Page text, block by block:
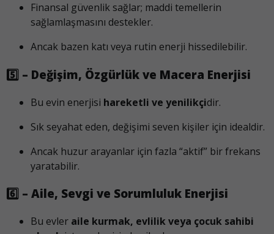
Finansal güvenlik sağlar; maddi temellerin
sağlamlaşmasını destekler.
Ancak bazen katı veya rutin enerji hissedilebilir.
5️⃣ – Değişim, Özgürlük ve Macera Enerjisi
Bu evin enerjisi hareketli ve yenilikçidir.
Sık seyahat eden, değişimi seven kişiler için idealdir.
Ancak huzur arayanlar için fazla “aktif” bir frekans
yaratabilir.
6️⃣ – Aile, Sevgi ve Sorumluluk Enerjisi
Bu evler aile kurmak, evlilik veya çocuk sahibi